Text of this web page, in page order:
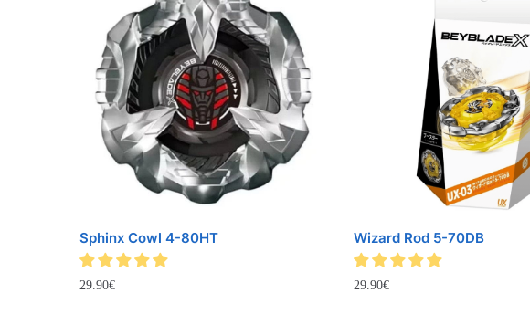
Sphinx Cowl 4-80HT
29.90€
Wizard Rod 5-70DB
29.90€